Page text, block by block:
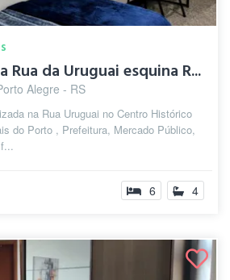
da Uruguai esquina R...
Alegre - RS
na Rua Uruguai no Centro Histórico
do Porto , Prefeitura, Mercado Público,
6 4